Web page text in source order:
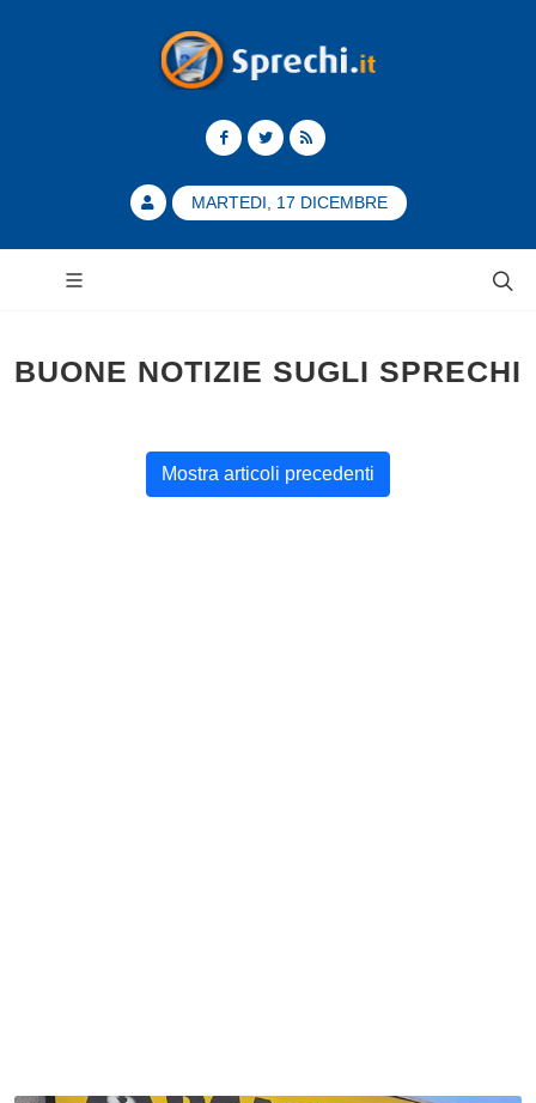
MARTEDI, 17 DICEMBRE
BUONE NOTIZIE SUGLI SPRECHI
Mostra articoli precedenti